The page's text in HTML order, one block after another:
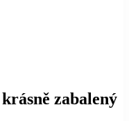
zabalený